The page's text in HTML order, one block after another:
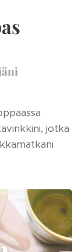
jotka